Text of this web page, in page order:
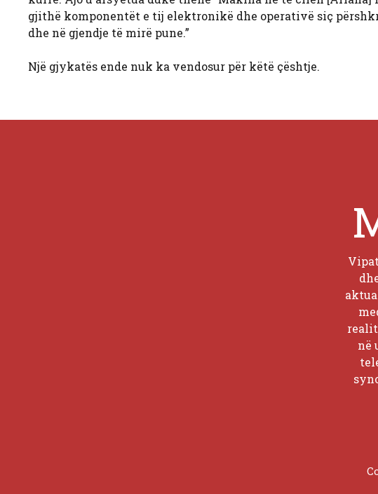
gjithë komponentët e tij elektronikë dhe operativë siç
dhe në gjendje të mirë pune.”
Një gjykatës ende nuk ka vendosur për këtë çështje.
në